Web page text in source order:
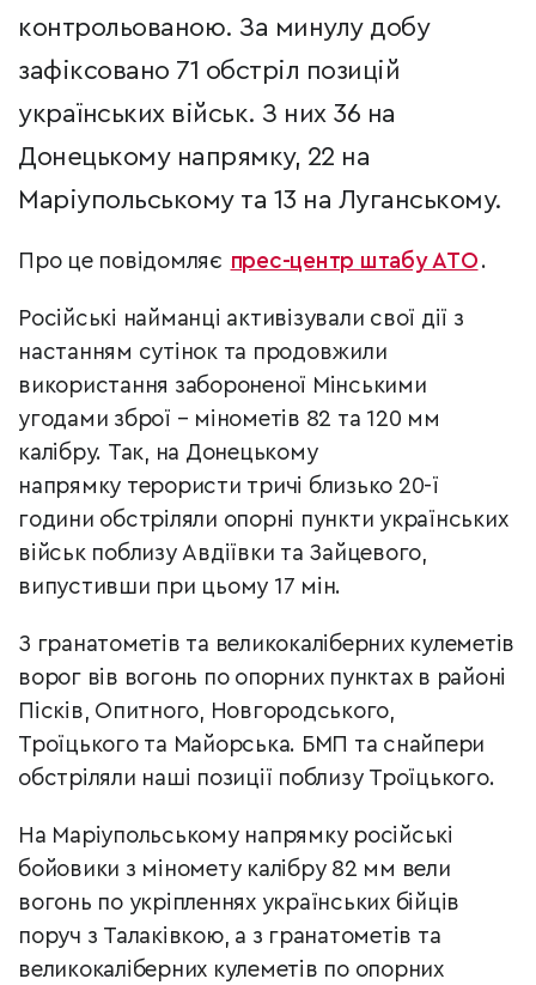
контрольованою. За минулу добу
зафіксовано 71 обстріл позицій
українських військ. З них 36 на
Донецькому напрямку, 22 на
Маріупольському та 13 на Луганському.
Про це повідомляє прес-центр штабу АТО .
Російські найманці активізували свої дії з
настанням сутінок та продовжили
використання забороненої Мінськими
угодами зброї – мінометів 82 та 120 мм
калібру. Так, на Донецькому
напрямку терористи тричі близько 20-ї
години обстріляли опорні пункти українських
військ поблизу Авдіївки та Зайцевого,
випустивши при цьому 17 мін.
З гранатометів та великокаліберних кулеметів
ворог вів вогонь по опорних пунктах в районі
Пісків, Опитного, Новгородського,
Троїцького та Майорська. БМП та снайпери
обстріляли наші позиції поблизу Троїцького.
На Маріупольському напрямку російські
бойовики з міномету калібру 82 мм вели
вогонь по укріпленнях українських бійців
поруч з Талаківкою, а з гранатометів та
великокаліберних кулеметів по опорних